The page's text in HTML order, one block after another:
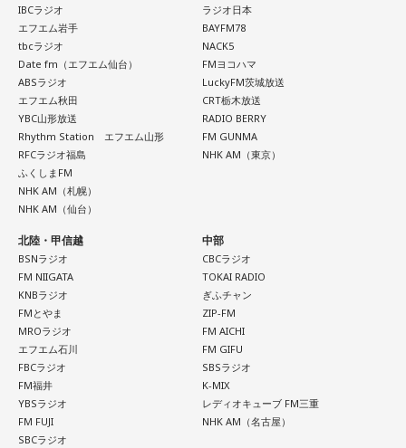
それに、いつも大阪でライブをするとき、私の親戚の皆さん
がぶどうの差し入れをしてくれるの。それも食べた！ メンバ
ーのみんながめちゃくちゃ喜んでくれて、楽しかったな～！
大阪公演の前の日もお仕事だったんですけど、そのお仕事が
終わったらすぐ大阪に帰って、ちょっとだけ（愛猫の）まろ
んにも会えたんですよ。それで、その次の日にライブをし
て、家族が観に来てくれて、帰ったという大阪ライフでした
ね。
「551の豚まんがあるとき？ ないとき？」っていうCMがある
んですけど、それの乃木坂46バージョンをみんなでやりたく
て、「私が『乃木坂があるとき！』って言ったら喜んで、
『乃木坂がないとき……』って言ったら悲しんでください！」
っていうのをアンコールでやったんです（笑）。
リスナーちゃんはそのことを言ってくれていて、それも楽し
かった！ 私も大阪に行く前から「みんなでやれたら楽しいだ
ろうな」と思っていたから、そういうこともできて楽しかっ
たですね！ 来てくれてありがとう！
IBCラジオ
エフエム岩手
tbcラジオ
Date fm（エフエム仙台）
ABSラジオ
エフエム秋田
YBC山形放送
Rhythm Station エフエム山形
RFCラジオ福島
ふくしまFM
NHK AM（札幌）
NHK AM（仙台）
ラジオ日本
BAYFM78
NACK5
FMヨコハマ
LuckyFM茨城放送
CRT栃木放送
RADIO BERRY
FM GUNMA
NHK AM（東京）
北陸・甲信越
BSNラジオ
FM NIIGATA
KNBラジオ
FMとやま
MROラジオ
エフエム石川
FBCラジオ
FM福井
YBSラジオ
FM FUJI
SBCラジオ
中部
CBCラジオ
TOKAI RADIO
ぎふチャン
ZIP-FM
FM AICHI
FM GIFU
SBSラジオ
K-MIX
レディオキューブ FM三重
NHK AM（名古屋）